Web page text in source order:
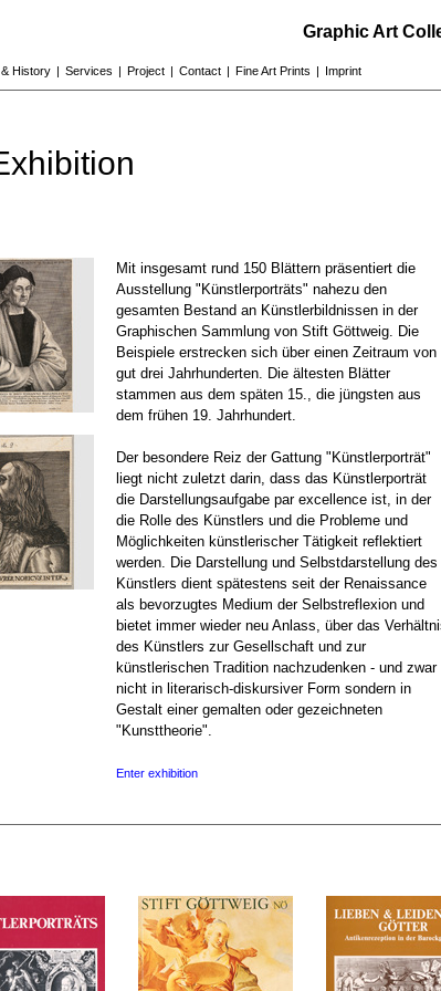
Graphic Art
History | Services | Project | Contact | Fine Art Prints | Imprint
Mit insgesamt rund 150 Blättern präsentiert die
Ausstellung "Künstlerporträts" nahezu den
gesamten Bestand an Künstlerbildnissen in der
Graphischen Sammlung von Stift Göttweig. Die
Beispiele erstrecken sich über einen Zeitraum von
gut drei Jahrhunderten. Die ältesten Blätter
stammen aus dem späten 15., die jüngsten aus
dem frühen 19. Jahrhundert.
Der besondere Reiz der Gattung "Künstlerporträt"
liegt nicht zuletzt darin, dass das Künstlerporträt
die Darstellungsaufgabe par excellence ist, in der
die Rolle des Künstlers und die Probleme und
Möglichkeiten künstlerischer Tätigkeit reflektiert
werden. Die Darstellung und Selbstdarstellung des
Künstlers dient spätestens seit der Renaissance
als bevorzugtes Medium der Selbstreflexion und
bietet immer wieder neu Anlass, über das
des Künstlers zur Gesellschaft und zur
künstlerischen Tradition nachzudenken - und zwar
nicht in literarisch-diskursiver Form sondern in
Gestalt einer gemalten oder gezeichneten
"Kunsttheorie".
Enter exhibition